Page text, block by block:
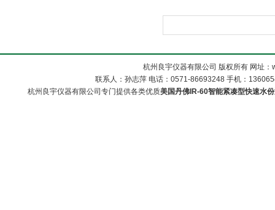
杭州良宇仪器有限公司 版权所有 网址
联系人：孙志萍 电话：0571-86693248 手机：
杭州良宇仪器有限公司专门提供各类优质美国丹佛IR-60智能紧凑型快速水